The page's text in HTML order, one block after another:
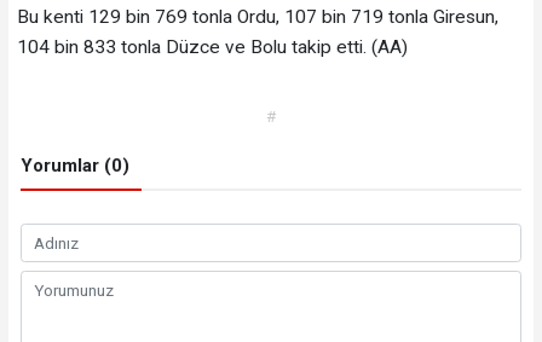
Bu kenti 129 bin 769 tonla Ordu, 107 bin 719 tonla Giresun,
104 bin 833 tonla Düzce ve Bolu takip etti. (AA)
#
Yorumlar (0)